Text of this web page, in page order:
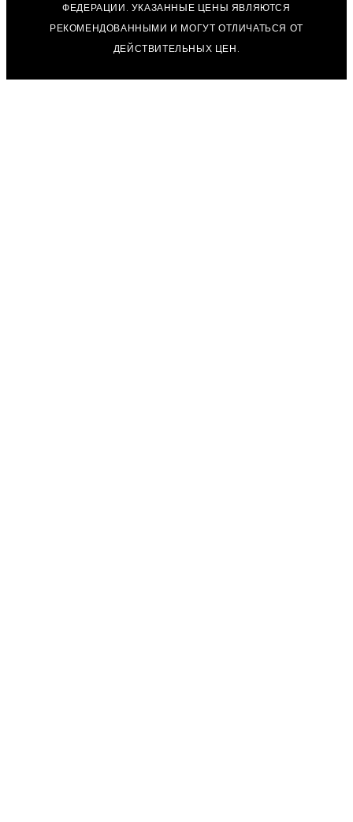
ФЕДЕРАЦИИ. УКАЗАННЫЕ ЦЕНЫ ЯВЛЯЮТСЯ
РЕКОМЕНДОВАННЫМИ И МОГУТ ОТЛИЧАТЬСЯ ОТ
ДЕЙСТВИТЕЛЬНЫХ ЦЕН.